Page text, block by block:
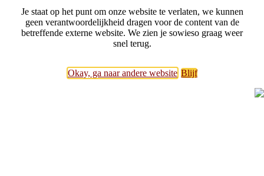
Je staat op het punt om onze website te verlaten, we kunnen
geen verantwoordelijkheid dragen voor de content van de
betreffende externe website. We zien je sowieso graag weer
snel terug.
Okay, ga naar andere website Blijf